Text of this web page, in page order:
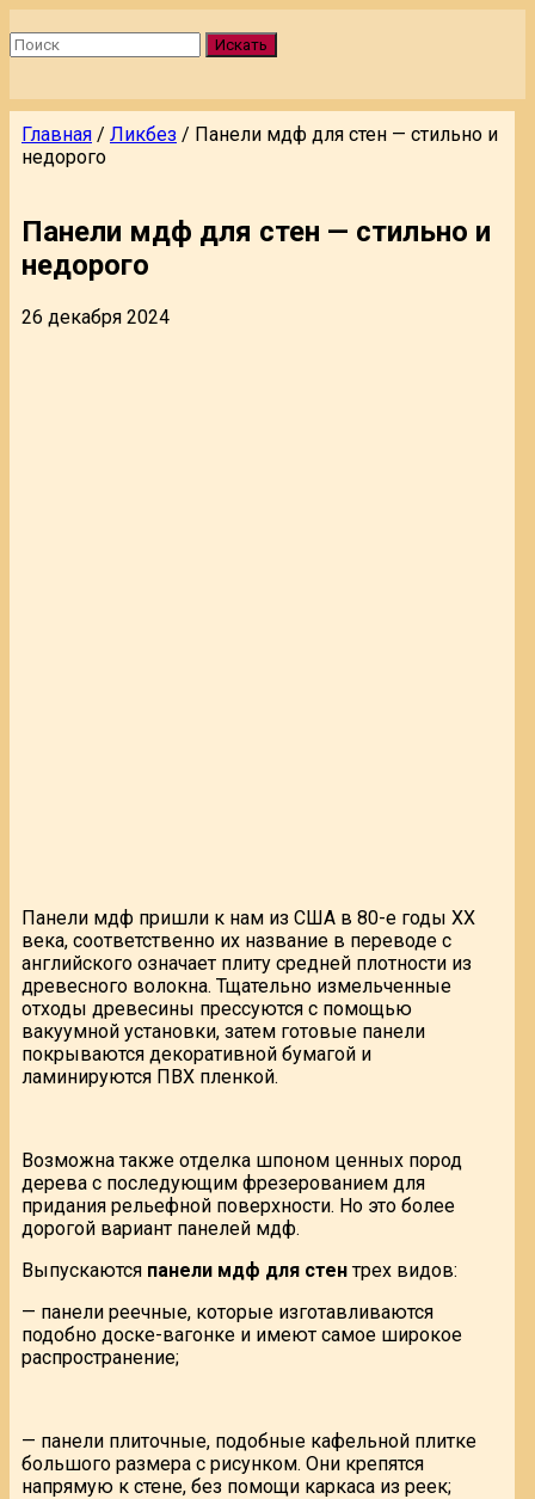
Искать
Главная / Ликбез / Панели мдф для стен — стильно и
недорого
Панели мдф для стен — стильно и
недорого
26 декабря 2024
Панели мдф пришли к нам из США в 80-е годы ХХ
века, соответственно их название в переводе с
английского означает плиту средней плотности из
древесного волокна. Тщательно измельченные
отходы древесины прессуются с помощью
вакуумной установки, затем готовые панели
покрываются декоративной бумагой и
ламинируются ПВХ пленкой.
Возможна также отделка шпоном ценных пород
дерева с последующим фрезерованием для
придания рельефной поверхности. Но это более
дорогой вариант панелей мдф.
Выпускаются панели мдф для стентрех видов:
— панели реечные, которые изготавливаются
подобно доске-вагонке и имеют самое широкое
распространение;
— панели плиточные, подобные кафельной плитке
большого размера с рисунком. Они крепятся
напрямую к стене, без помощи каркаса из реек;